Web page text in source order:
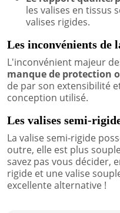
les valises en tissus
valises rigides.
Les inconvénients de
L'inconvénient majeur
manque de protection
de par son extensibilité
conception utilisé.
Les valises semi-
La valise semi-rigide
outre, elle est plus
savez pas vous décider,
rigide et une valise
excellente alternative !